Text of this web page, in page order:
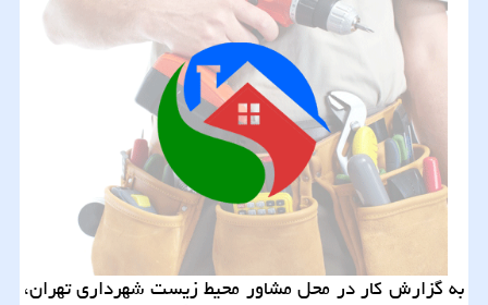
به گزارش كار در محل مشاور محیط زیست شهرداری تهران،